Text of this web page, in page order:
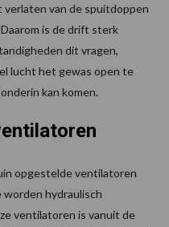
van de spuitdoppen
is de drift sterk
dit vragen,
lucht het gewas open te
kan komen.
opgestelde ventilatoren
worden hydraulisch
ventilatoren is vanuit de